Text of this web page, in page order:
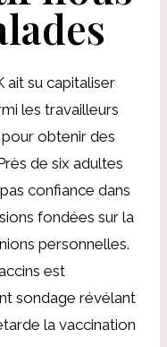
ait su capitaliser
les travailleurs
obtenir des
de six adultes
confiance dans
fondées sur la
personnelles.
est
sondage révélant
la vaccination